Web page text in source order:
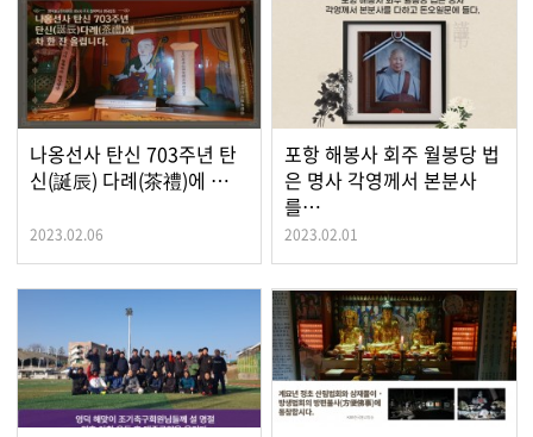
나옹선사 탄신 703주년 탄
신(誕辰) 다례(茶禮)에 …
2023.02.06
포항 해봉사 회주 월봉당 법
은 명사 각영께서 본분사
를…
2023.02.01